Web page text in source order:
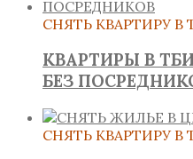
СНЯТЬ КВАРТИРУ В
КВАРТИРЫ В
БЕЗ
СНЯТЬ КВАРТИРУ В